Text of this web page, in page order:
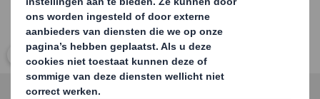
Klik om de afbeelding te vergroten